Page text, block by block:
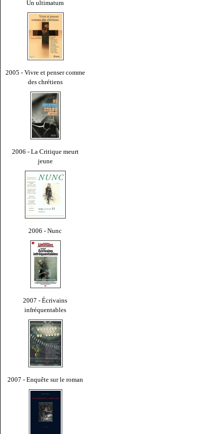
Un ultimatum
2005 - Vivre et penser comme
des chrétiens
2006 - La Critique meurt
jeune
2006 - Nunc
2007 - Écrivains
infréquentables
2007 - Enquête sur le roman